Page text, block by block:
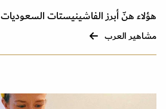
هؤلاء هنّ أبرز الفاشينيستات السعوديات
مشاهير العرب